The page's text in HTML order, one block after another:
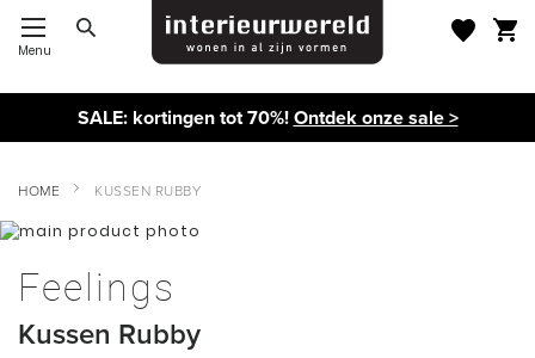
Menu
SALE: kortingen tot 70%!Ontdek onze sale >
HOME
KUSSEN RUBBY
Ga
het
einde
de
naar
het
van
Feelings
Kussen Rubby